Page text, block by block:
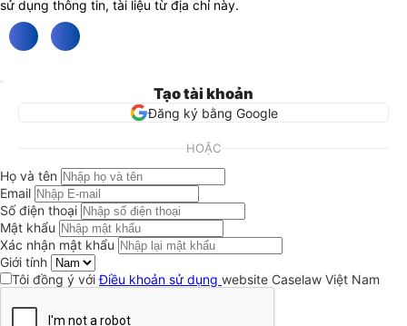
sử dụng thông tin, tài liệu từ địa chỉ này.
Tạo tài khoản
Đăng ký bằng Google
HOẶC
Họ và tên
Email
Số điện thoại
Mật khẩu
Xác nhận mật khẩu
Giới tính
Tôi đồng ý vớiĐiều khoản sử dụng website Caselaw Việt Nam